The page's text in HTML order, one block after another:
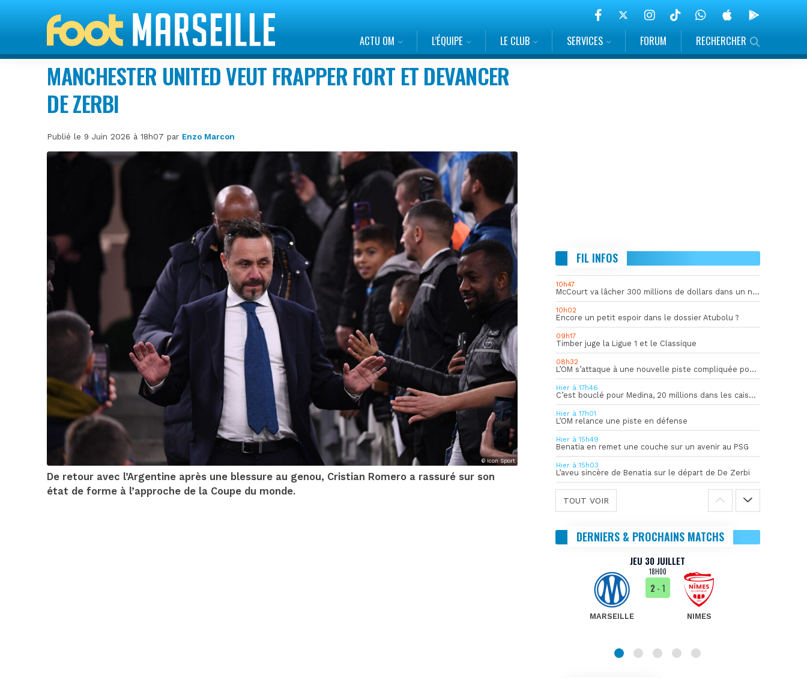
ACTU OM L’ÉQUIPE LE CLUB SERVICES FORUM RECHERCHER
MANCHESTER UNITED VEUT FRAPPER FORT ET DEVANCER
DE ZERBI
Publié le 9 Juin 2026 à 18h07 par Enzo Marcon
© Icon Sport
De retour avec l’Argentine après une blessure au genou, Cristian Romero a rassuré sur son
état de forme à l’approche de la Coupe du monde.
FIL INFOS
10h47
McCourt va lâcher 300 millions de dollars dans un nouveau projet
10h02
Encore un petit espoir dans le dossier Atubolu ?
09h17
Timber juge la Ligue 1 et le Classique
08h32
L’OM s’attaque à une nouvelle piste compliquée pour la succession de Rulli
Hier à 17h46
C’est bouclé pour Medina, 20 millions dans les caisses de l’OM
Hier à 17h01
L’OM relance une piste en défense
Hier à 15h49
Benatia en remet une couche sur un avenir au PSG
Hier à 15h03
L’aveu sincère de Benatia sur le départ de De Zerbi
TOUT VOIR
DERNIERS & PROCHAINS MATCHS
JEU 30 JUILLET
18H00
MARSEILLE
2- 1
NIMES